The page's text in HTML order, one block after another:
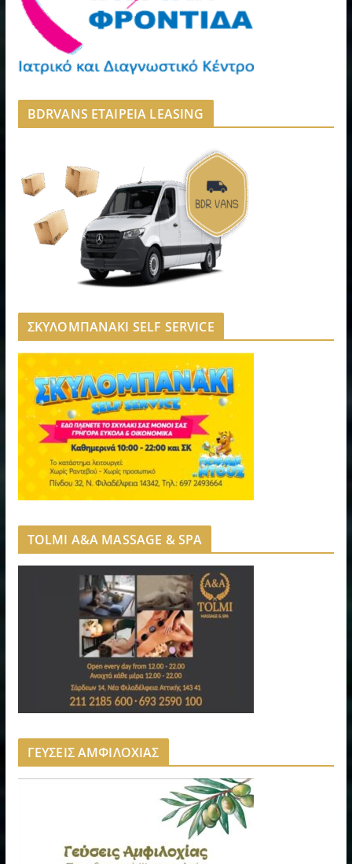
BDRVANS ΕΤΑΙΡΕΙΑ LEASING
ΣΚΥΛΟΜΠΑΝΑΚΙ SELF SERVICE
TOLMI A&A MASSAGE & SPA
ΓΕΥΣΕΙΣ ΑΜΦΙΛΟΧΙΑΣ